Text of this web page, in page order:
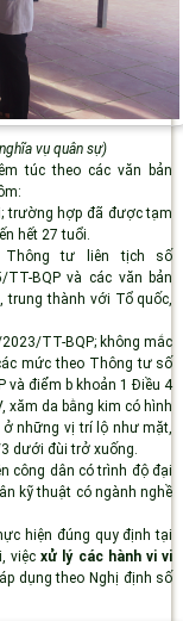
vụ quân sự)
túc theo các văn bản
trường hợp đã được tạm
hết 27 tuổi.
tư liên tịch số
BQP và các văn bản
trung thành với Tổ quốc,
TT-BQP; không mắc
mức theo Thông tư số
và điểm b khoản 1 Điều 4
xăm da bằng kim có hình
ở những vị trí lộ như mặt,
dưới đùi trở xuống.
công dân có trình độ đại
kỹ thuật có ngành nghề
hiện đúng quy định tại
việcxử lý các hành vi vi
dụng theo Nghị định số